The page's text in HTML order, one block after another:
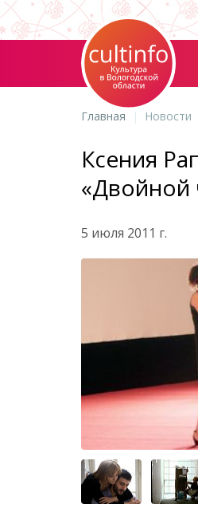
Главная Новости
Ксения
«Двойной
5 июля 2011 г.